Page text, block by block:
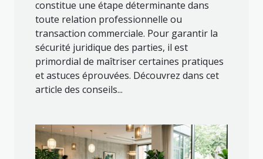
constitue une étape déterminante dans
toute relation professionnelle ou
transaction commerciale. Pour garantir la
sécurité juridique des parties, il est
primordial de maîtriser certaines pratiques
et astuces éprouvées. Découvrez dans cet
article des conseils...